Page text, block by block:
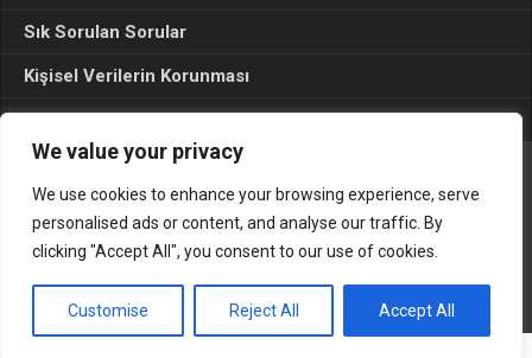
We value your privacy
We use cookies to enhance your browsing experience, serve
personalised ads or content, and analyse our traffic. By
clicking "Accept All", you consent to our use of cookies.
Customise Reject All Accept All
Sık Sorulan Sorular
Kişisel Verilerin Korunması
Seçim Sonuçları 2024
Gerçek Hayat © 2015. Her hakkı sakldır.